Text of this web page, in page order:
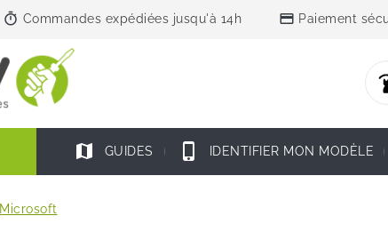
timer Commandes expédiées jusqu'à 14h credit_card Paiement
map GUIDES phone_iphone IDENTIFIER MON MODÈLE
Microsoft